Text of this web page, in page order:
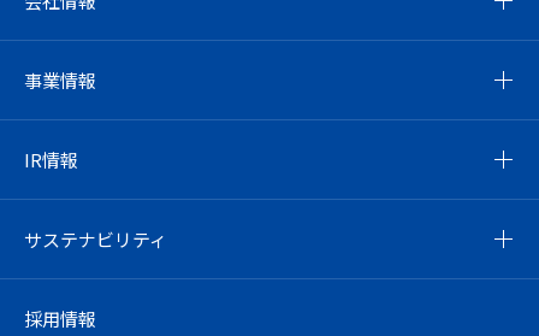
事業情報
IR情報
サステナビリティ
採用情報